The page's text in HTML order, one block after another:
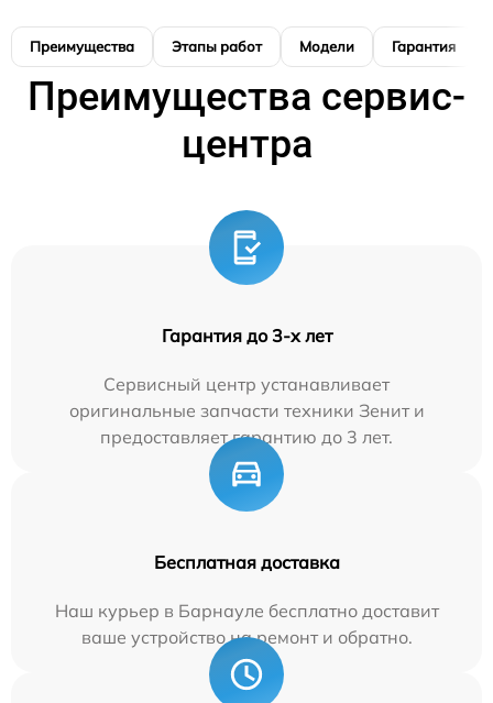
Преимущества Этапы работ Модели Гарантия
Преимущества сервис-
центра
Гарантия до 3-х лет
Сервисный центр устанавливает
оригинальные запчасти техники Зенит и
предоставляет гарантию до 3 лет.
Бесплатная доставка
Наш курьер в Барнауле бесплатно доставит
ваше устройство на ремонт и обратно.